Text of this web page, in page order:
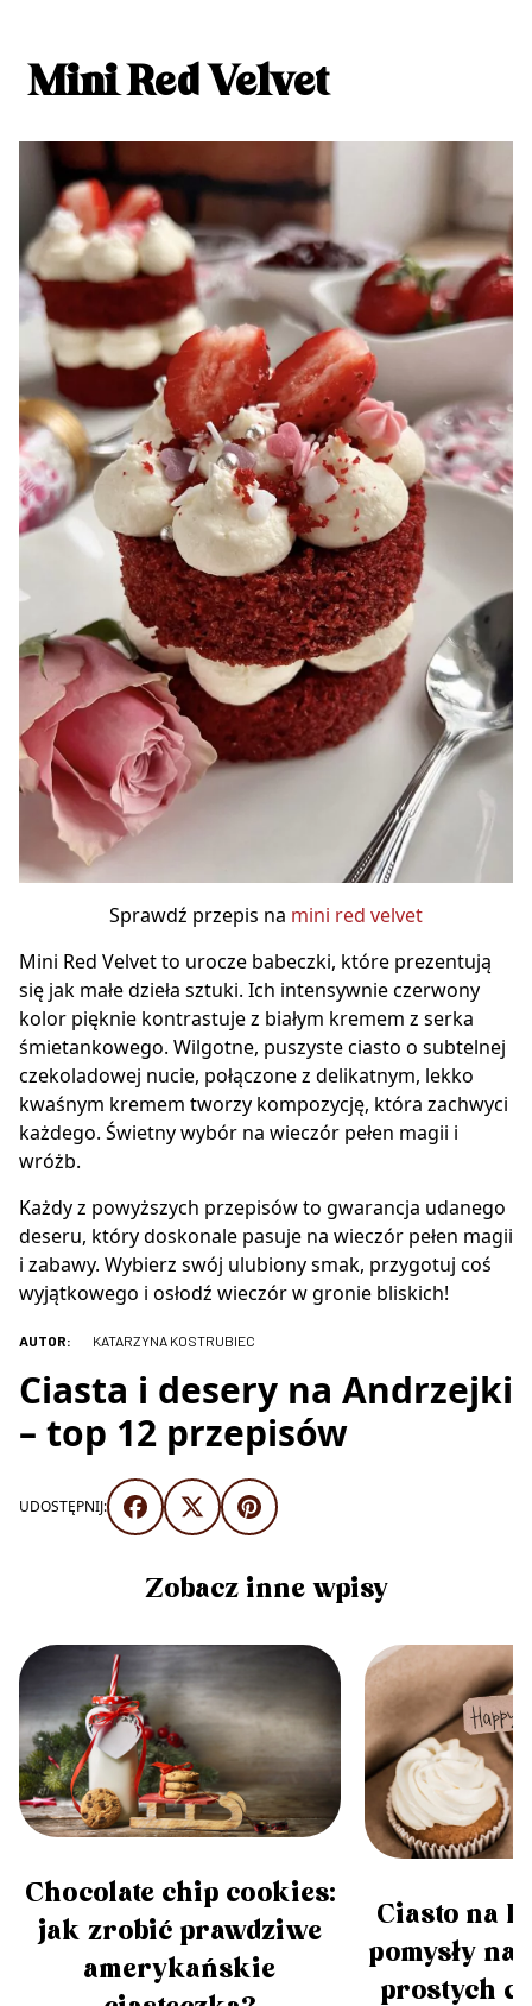
Mini Red Velvet
Sprawdź przepis na mini red velvet
Mini Red Velvet to urocze babeczki, które prezentują
się jak małe dzieła sztuki. Ich intensywnie czerwony
kolor pięknie kontrastuje z białym kremem z serka
śmietankowego. Wilgotne, puszyste ciasto o subtelnej
czekoladowej nucie, połączone z delikatnym, lekko
kwaśnym kremem tworzy kompozycję, która zachwyci
każdego. Świetny wybór na wieczór pełen magii i
wróżb.
Każdy z powyższych przepisów to gwarancja udanego
deseru, który doskonale pasuje na wieczór pełen magii
i zabawy. Wybierz swój ulubiony smak, przygotuj coś
wyjątkowego i osłodź wieczór w gronie bliskich!
AUTOR: KATARZYNA KOSTRUBIEC
Ciasta i desery na Andrzejki
– top 12 przepisów
UDOSTĘPNIJ:
Zobacz inne wpisy
Chocolate chip cookies:
jak zrobić prawdziwe
amerykańskie
Ciasto na
pomysły
prostych